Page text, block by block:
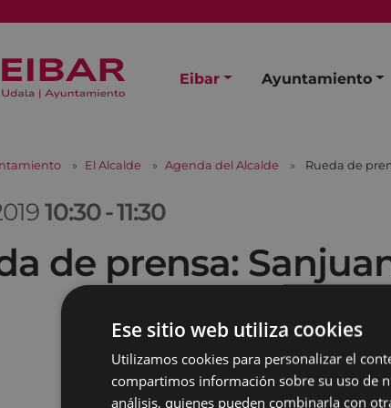
Eibar Ayuntamiento
El Alcalde Agenda del Alcalde Rueda de
10:30-11:30
de prensa:
Ese sitio web utiliza cookies
Utilizamos cookies para personalizar el
compartimos información sobre su uso de
análisis, quienes pueden combinarla con